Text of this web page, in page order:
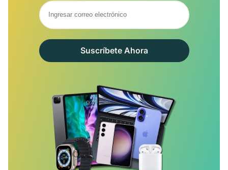
Suscríbete Ahora